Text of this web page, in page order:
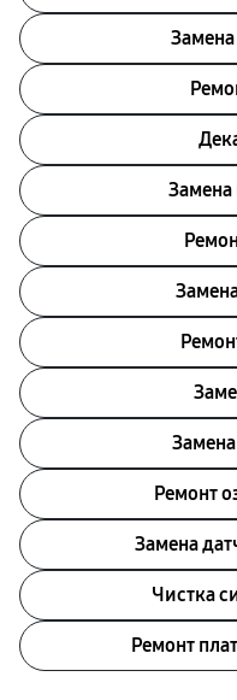
Замена
Ремонт
Замена
Чистка
Ремонт